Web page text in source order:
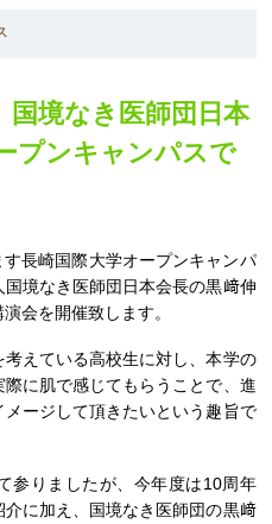
国境なき医師団日本
プンキャンパスで
長崎国際大学オープンキャンパ
境なき医師団日本会長の黒﨑伸
会を開催致します。
えている高校生に対し、本学の
に肌で感じてもらうことで、進
ージして頂きたいという趣旨で
参りましたが、今年度は10周年
に加え、国境なき医師団の黒﨑